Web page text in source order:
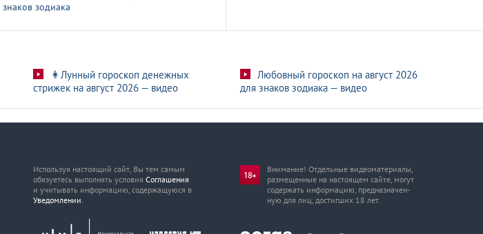
знаков зодиака
👩Лунный гороскоп денежных
стрижек на август 2026 — видео
Любовный гороскоп на август 2026
для знаков зодиака — видео
Используя настоящий сайт, Вы тем самым
обязуетесь выполнять условия Соглашения
и учитывать информацию, содержащуюся в
Уведомлении
Внимание! Отдельные видеоматериалы,
размещенные на настоящем сайте, могут
содержать информацию, предназначен­
ную для лиц, достигших 18 лет.